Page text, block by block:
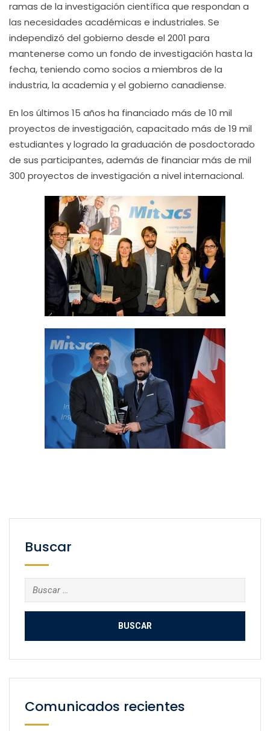
ramas de la investigación científica que respondan a
las necesidades académicas e industriales. Se
independizó del gobierno desde el 2001 para
mantenerse como un fondo de investigación hasta la
fecha, teniendo como socios a miembros de la
industria, la academia y el gobierno canadiense.
En los últimos 15 años ha financiado más de 10 mil
proyectos de investigación, capacitado más de 19 mil
estudiantes y logrado la graduación de posdoctorado
de sus participantes, además de financiar más de mil
300 proyectos de investigación a nivel internacional.
Buscar
Buscar:
Comunicados recientes